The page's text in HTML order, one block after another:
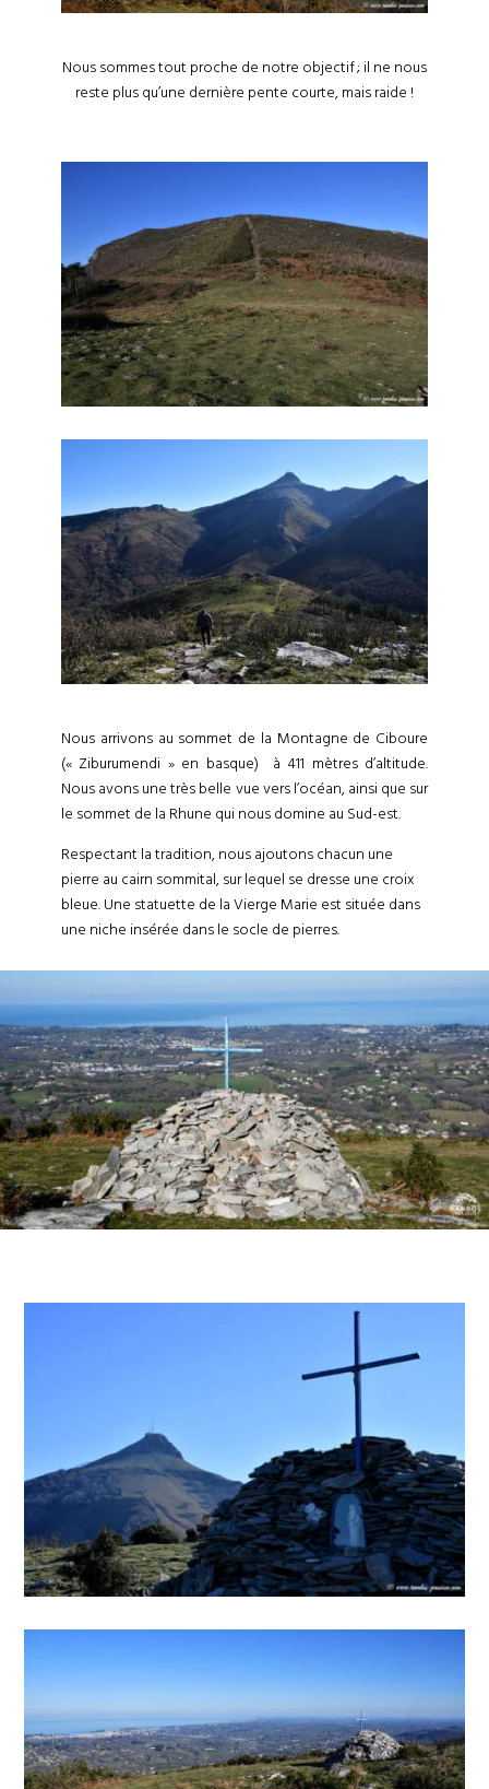
Nous sommes tout proche de notre objectif ; il ne nous
reste plus qu’une dernière pente courte, mais raide !
Nous arrivons au sommet de la Montagne de Ciboure
(« Ziburumendi » en basque) à 411 mètres d’altitude.
Nous avons une très belle vue vers l’océan, ainsi que sur
le sommet de la Rhune qui nous domine au Sud-est.
Respectant la tradition, nous ajoutons chacun une
pierre au cairn sommital, sur lequel se dresse une croix
bleue. Une statuette de la Vierge Marie est située dans
une niche insérée dans le socle de pierres.